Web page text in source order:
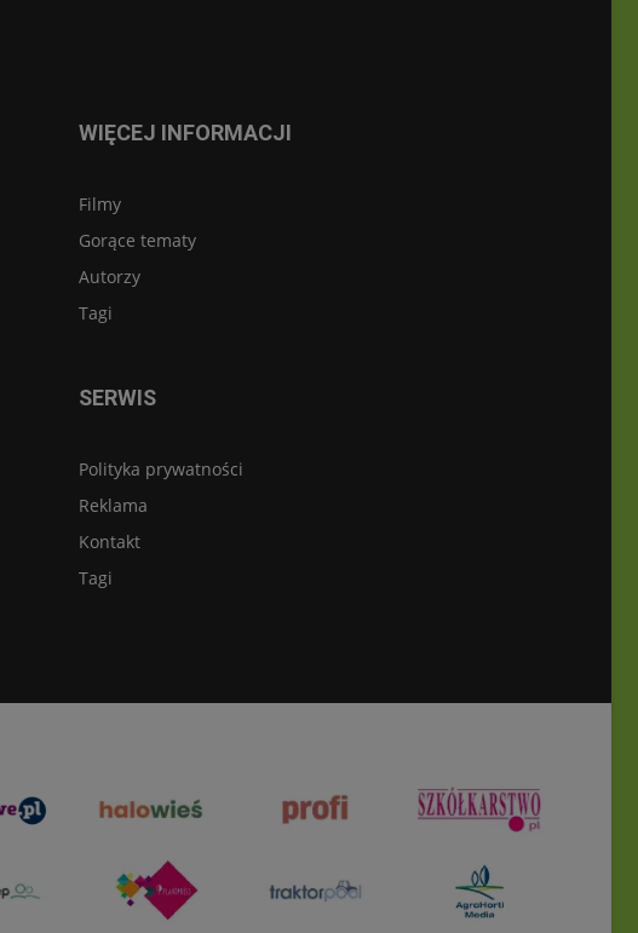
WIĘCEJ INFORMACJI
Filmy
Gorące tematy
Autorzy
Tagi
SERWIS
Polityka prywatności
Reklama
Kontakt
Tagi